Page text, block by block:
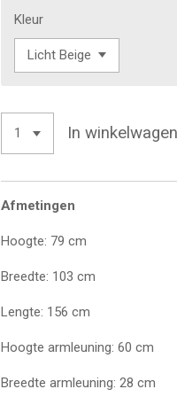
Kleur
In
Afmetingen
Hoogte: 79 cm
Breedte: 103 cm
Lengte: 156 cm
Hoogte armleuning: 60 cm
Breedte armleuning: 28 cm